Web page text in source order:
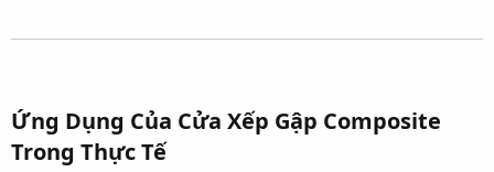
Ứng Dụng Của Cửa Xếp Gập Composite
Trong Thực Tế​